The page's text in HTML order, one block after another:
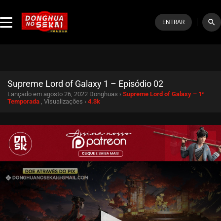
ENTRAR search
Supreme Lord of Galaxy 1 – Episódio 02
Lançado em agosto 26, 2022 Donghuas › Supreme Lord of Galaxy – 1ª
Temporada , Visualizações › 4.3k